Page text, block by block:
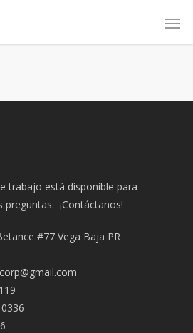
trabajo está disponible para
preguntas. ¡Contáctanos!
#77 Vega Baja PR